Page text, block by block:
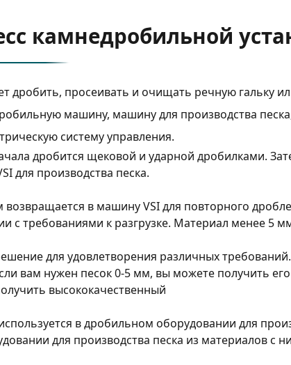
камнедробильной
дробить, просеивать и очищать речную гальку
машину, машину для производства
систему управления.
дробится щековой и ударной дробилками.
для производства песка.
в машину VSI для повторного
с требованиями к разгрузке. Материал менее 5
для удовлетворения различных
вам нужен песок 0-5 мм, вы можете получить
высококачественный
в дробильном оборудовании для
для производства песка из материалов с